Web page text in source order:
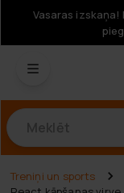
Vasaras izskaņa!
Treniņi un sports